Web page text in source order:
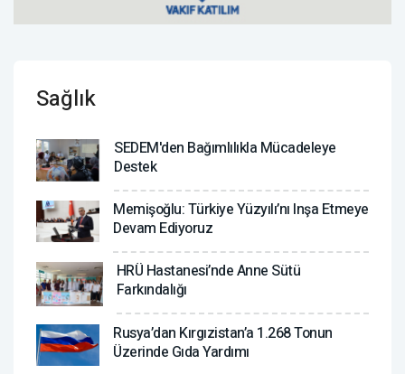
Sağlık
SEDEM'den Bağımlılıkla Mücadeleye
Destek
Memişoğlu: Türkiye Yüzyılı’nı Inşa Etmeye
Devam Ediyoruz
HRÜ Hastanesi’nde Anne Sütü
Farkındalığı
Rusya’dan Kırgızistan’a 1.268 Tonun
Üzerinde Gıda Yardımı